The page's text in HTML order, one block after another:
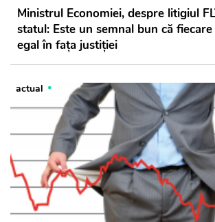
Ministrul Economiei, despre litigiul
statul: Este un semnal bun că
egal în fața justiției
actual